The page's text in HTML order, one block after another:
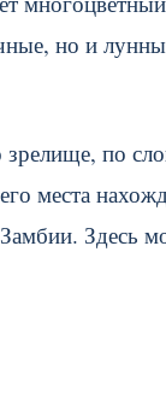
но и
по
места
Здесь